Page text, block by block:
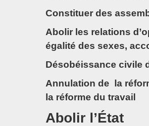
Constituer des
Abolir les relations
égalité des sexes,
Désobéissance civile
Annulation de la
la réforme du travail
Abolir l’État